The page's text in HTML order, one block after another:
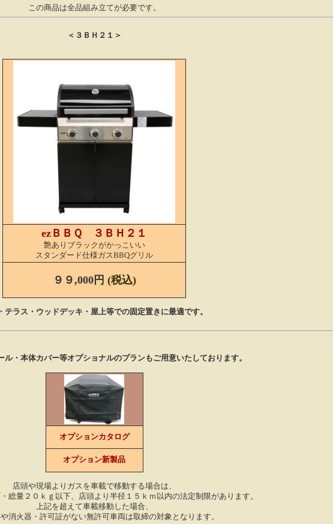
この商品は全品組み立てが必要です。
＜３ＢＨ２１＞
ezＢＢＱ ３ＢＨ２１
艶ありブラックがかっこいい
スタンダード仕様ガスBBQグリル
９９,000円 (税込)
テラス・ウッドデッキ・屋上等での固定置きに最適です。
ル・本体カバー等オプショナルのプランもご用意いたしております。
オプションカタログ
オプション新製品
店頭や現場よりガスを車載で移動する場合は、
総量２０ｋｇ以下、店頭より半径１５ｋｍ以内の法定制限があります。
上記を超えて車載移動した場合、
消火器・許可証がない無許可車両は取締の対象となります。